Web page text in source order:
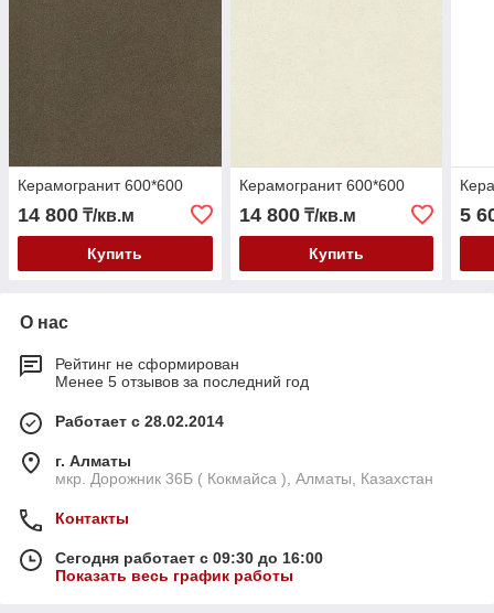
Керамогранит 600*600
14 800 ₸/кв.м
Купить
Керамогранит 600*600
14 800₸/кв.м
Купить
5
О нас
Рейтинг не сформирован
Менее 5 отзывов за последний год
Работает с 28.02.2014
г. Алматы
мкр. Дорожник 36Б ( Кокмайса ), Алматы, Казахстан
Контакты
Сегодня работает с 09:30 до 16:00
Показать весь график работы